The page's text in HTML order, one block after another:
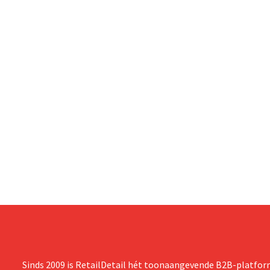
Sinds 2009 is RetailDetail hét toonaangevende B2B-